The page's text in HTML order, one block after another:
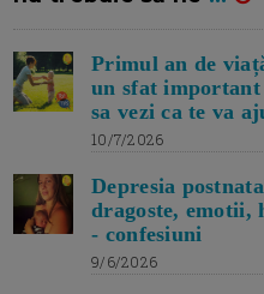
Primul an de
un sfat
sa vezi ca te va
10/7/2026
Depresia
dragoste, emotii,
- confesiuni
9/6/2026